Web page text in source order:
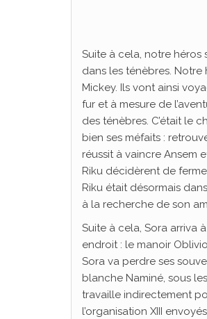
Suite à cela, notre
dans les ténèbres.
Mickey. Ils vont ainsi
fur et à mesure de
des ténèbres. C’était le
bien ses méfaits :
réussit à vaincre Ansem
Riku décidèrent de
Riku était désormais
à la recherche de son
Suite à cela, Sora arriva
endroit : le manoir
Sora va perdre ses
blanche Naminé, sous
travaille indirectement
l’organisation XIII